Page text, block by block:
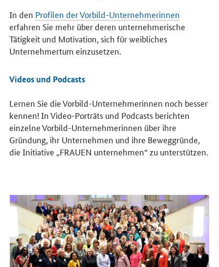
In den Profilen der Vorbild-Unternehmerinnen
erfahren Sie mehr über deren unternehmerische
Tätigkeit und Motivation, sich für weibliches
Unternehmertum einzusetzen.
Videos und Podcasts
Lernen Sie die Vorbild-Unternehmerinnen noch besser
kennen! In Video-Porträts und Podcasts berichten
einzelne Vorbild-Unternehmerinnen über ihre
Gründung, ihr Unternehmen und ihre Beweggründe,
die Initiative „FRAUEN unternehmen“ zu unterstützen.
Öffnet Einzelsicht